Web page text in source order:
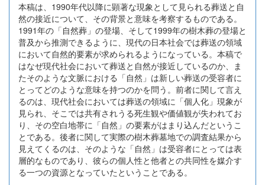
本稿は、1990年代以降に顕著な現象として見られる葬送と自
然の接近について、その背景と意味を考察するものである。
1991年の「自然葬」の登場、そして1999年の樹木葬の登場と
普及から推測できるように、現代の日本社会では葬送の領域
において自然的要素が求められるようになっている。本稿で
はなぜ現代社会において葬送と自然が接近しているのか、ま
たそのような文脈における「自然」は新しい葬送の受容者に
とってどのような意味を持つのかを問う。前者に関して言え
るのは、現代社会においては葬送の領域に「個人化」現象が
見られ、そこでは共有されうる死生観や価値観が失われてお
り、その空白地帯に「自然」の要素がはまり込んだというこ
とである。後者に関して実際の樹木葬墓地での調査結果から
見えてくるのは、そのような「自然」は受容者にとっては表
層的なものであり、彼らの個人性と他者との共同性を媒介す
る一つの資源となっていたということである。